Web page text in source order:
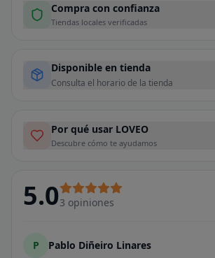
Compra con confianza
Tiendas locales verificadas
Disponible en tienda
Consulta el horario de la tienda
Por qué usar LOVEO
Descubre cómo te ayudamos
5.03 opiniones
P Pablo Diñeiro Linares